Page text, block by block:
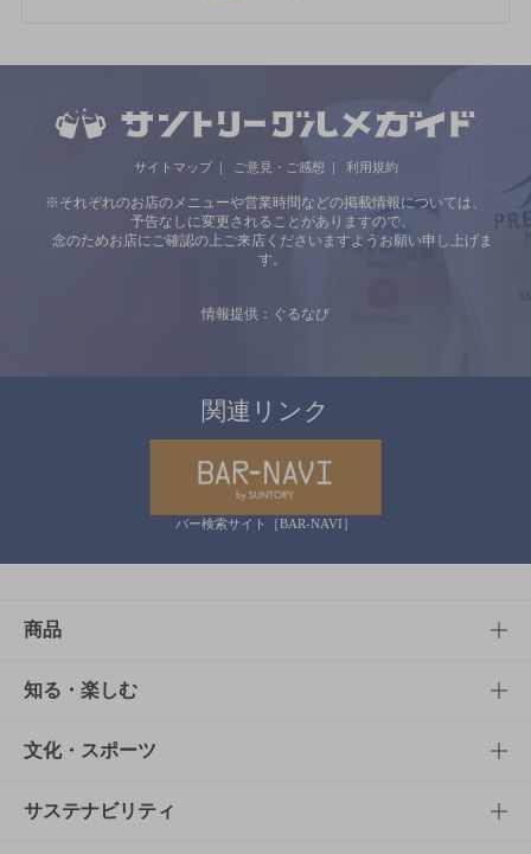
サイトマップ ご意見・ご感想 利用規約
※それぞれのお店のメニューや営業時間などの掲載情報については、
予告なしに変更されることがありますので、
念のためお店にご確認の上ご来店くださいますようお願い申し上げま
す。
情報提供：ぐるなび
関連リンク
バー検索サイト［BAR-NAVI］
商品
商品TOP
商品一覧
商品発売情報
知る・楽しむ
知る・楽しむTOP
キャンペーン
文化・スポーツ
文化・スポーツTOP
サステナビリティ